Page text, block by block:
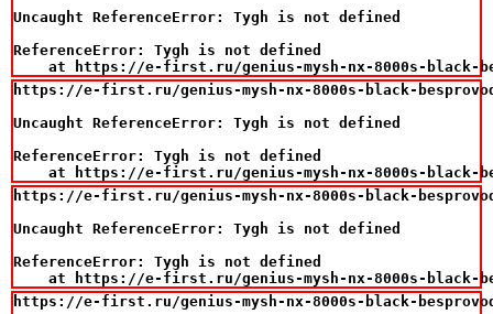
Uncaught ReferenceError: Tygh is not defined
ReferenceError: Tygh is not defined
at https://e-first.ru/genius-mysh-nx-8000s-
https://e-first.ru/genius-mysh-nx-8000s-black-
Uncaught ReferenceError: Tygh is not defined
ReferenceError: Tygh is not defined
at https://e-first.ru/genius-mysh-nx-8000s-
https://e-first.ru/genius-mysh-nx-8000s-black-
Uncaught ReferenceError: Tygh is not defined
ReferenceError: Tygh is not defined
at https://e-first.ru/genius-mysh-nx-8000s-
https://e-first.ru/genius-mysh-nx-8000s-black-